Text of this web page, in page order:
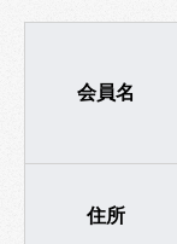
会員名
住所